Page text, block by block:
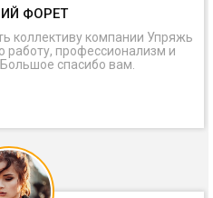
ФОРЕТ
коллективу компании Упряжь
работу, профессионализм и
спасибо вам.